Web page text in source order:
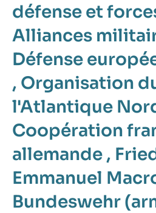
défense et
Alliances
Défense
, Organisation
l'Atlantique
Coopération
allemande ,
Emmanuel
Bundeswehr